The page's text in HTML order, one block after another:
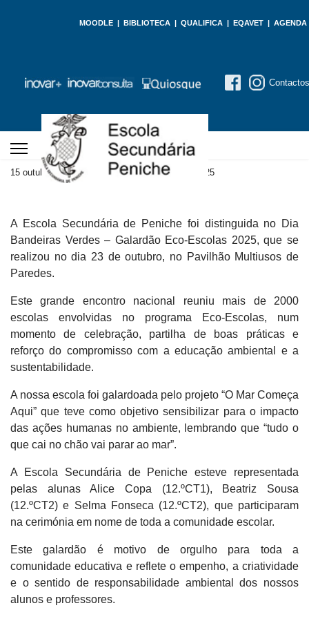
MOODLE | BIBLIOTECA | QUALIFICA | EQAVET | AGENDA
Contactos
15 outubro 2025 Atualizado em 27 outubro 2025
A Escola Secundária de Peniche foi distinguida no Dia
Bandeiras Verdes – Galardão Eco-Escolas 2025, que se
realizou no dia 23 de outubro, no Pavilhão Multiusos de
Paredes.
Este grande encontro nacional reuniu mais de 2000
escolas envolvidas no programa Eco-Escolas, num
momento de celebração, partilha de boas práticas e
reforço do compromisso com a educação ambiental e a
sustentabilidade.
A nossa escola foi galardoada pelo projeto “O Mar Começa
Aqui” que teve como objetivo sensibilizar para o impacto
das ações humanas no ambiente, lembrando que “tudo o
que cai no chão vai parar ao mar”.
A Escola Secundária de Peniche esteve representada
pelas alunas Alice Copa (12.ºCT1), Beatriz Sousa
(12.ºCT2) e Selma Fonseca (12.ºCT2), que participaram
na cerimónia em nome de toda a comunidade escolar.
Este galardão é motivo de orgulho para toda a
comunidade educativa e reflete o empenho, a criatividade
e o sentido de responsabilidade ambiental dos nossos
alunos e professores.